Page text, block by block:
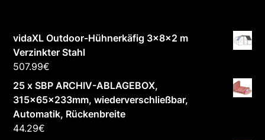
vidaXL Outdoor-Hühnerkäfig 3x8x2 m
Verzinkter Stahl
507.99€
25 x SBP ARCHIV-ABLAGEBOX,
315x65x233mm, wiederverschließbar,
Automatik, Rückenbreite
44.29€